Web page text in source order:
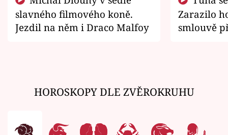
slavného filmového koně.
Jezdil na něm i Draco Malfoy
Zarazilo
smlouvě
HOROSKOPY DLE ZVĚROKRUHU